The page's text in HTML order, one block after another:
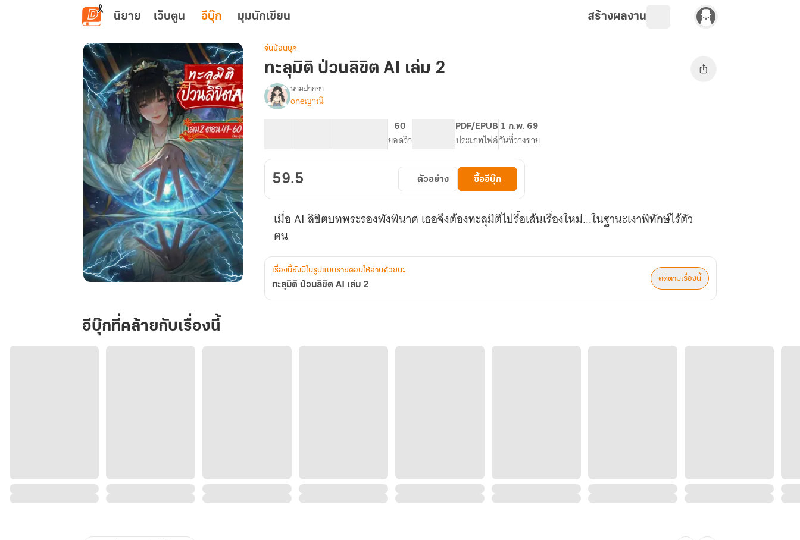
ข้ามไปยังเนื้อหาหลัก
นิยาย เว็บตูน อีบุ๊ก มุมนักเขียน สร้างผลงาน
ป่วน
ลิขิต
AI
จีนย้อนยุค
ทะลุมิติ ป่วนลิขิต AI เล่ม 2
เรื่อง
ทะลุ
AI
เล่ม
นามปากกา
oneญาณี
60
ยอดวิว
PDF/EPUB
ประเภทไฟล์
1 ก.พ. 69
วันที่วางขาย
59.5 ตัวอย่าง ซื้ออีบุ๊ก
เมื่อ AI ลิขิตบทพระรองพังพินาศ เธอจึงต้องทะลุมิติไปรื้อเส้นเรื่องใหม่...ในฐานะเงาพิทักษ์ไร้ตัว
ตน
เรื่องนี้ยังมีในรูปแบบรายตอนให้อ่านด้วยนะ
ทะลุมิติ ป่วนลิขิต AI เล่ม 2
ติดตามเรื่องนี้
อีบุ๊กที่คล้ายกับเรื่องนี้